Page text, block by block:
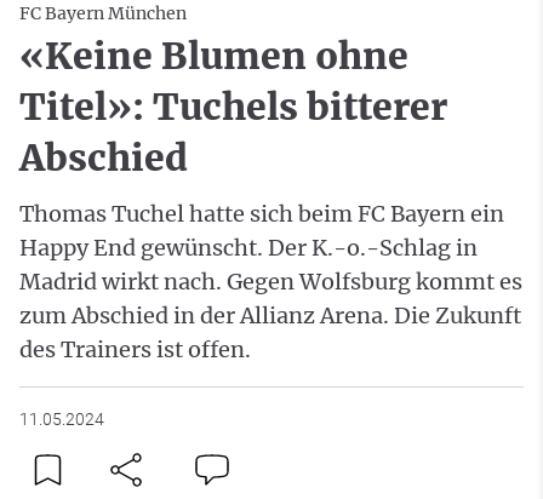
FC Bayern München
«Keine Blumen ohne
Titel»: Tuchels bitterer
Abschied
Thomas Tuchel hatte sich beim FC Bayern ein
Happy End gewünscht. Der K.-o.-Schlag in
Madrid wirkt nach. Gegen Wolfsburg kommt es
zum Abschied in der Allianz Arena. Die Zukunft
des Trainers ist offen.
11.05.2024